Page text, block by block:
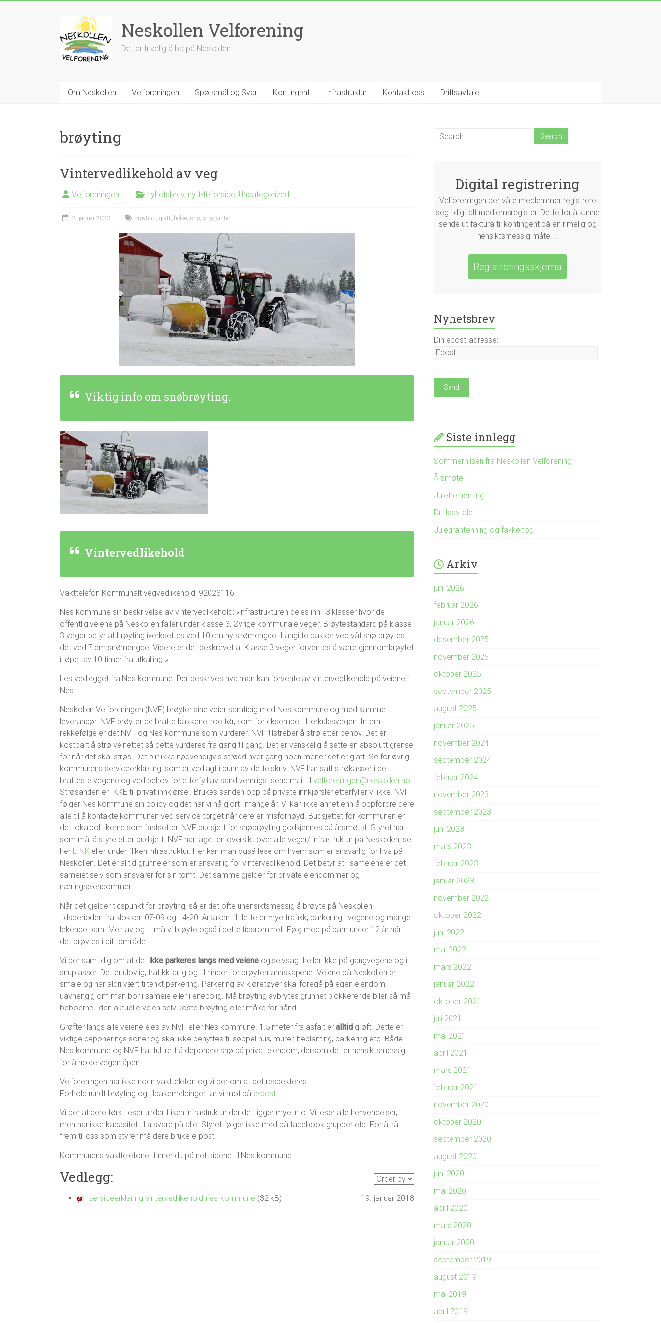
Neskollen Velforening
Det er trivelig å bo på Neskollen
Om Neskollen Velforeningen Spørsmål og Svar Kontingent Infrastruktur Kontakt oss Driftsavtale
brøyting
Vintervedlikehold av veg
Velforeningen nyhetsbrev, nytt-til-forside, Uncategorized
2. januar 2023 brøyting, glatt, holke, snø, strø, vinter
Viktig info om snøbrøyting.
Vintervedlikehold
Vakttelefon Kommunalt vegvedlikehold: 92023116
Nes kommune sin beskrivelse av vintervedlikehold; «infrastrukturen deles inn i 3 klasser hvor de
offentlig veiene på Neskollen faller under klasse 3, Øvrige kommunale veger. Brøytestandard på klasse
3 veger betyr at brøyting iverksettes ved 10 cm ny snømengde. I angitte bakker ved våt snø brøytes
det ved 7 cm snømengde. Videre er det beskrevet at Klasse 3 veger forventes å være gjennombrøytet
i løpet av 10 timer fra utkalling.»
Les vedlegget fra Nes kommune. Der beskrives hva man kan forvente av vintervedlikehold på veiene i
Nes.
Neskollen Velforeningen (NVF) brøyter sine veier samtidig med Nes kommune og med samme
leverandør. NVF brøyter de bratte bakkene noe før, som for eksempel i Herkulesvegen. Intern
rekkefølge er det NVF og Nes kommune som vurderer. NVF tilstreber å strø etter behov. Det er
kostbart å strø veinettet så dette vurderes fra gang til gang. Det er vanskelig å sette en absolutt grense
for når det skal strøs. Det blir ikke nødvendigvis strødd hver gang noen mener det er glatt. Se for øvrig
kommunens serviceerklæring, som er vedlagt i bunn av dette skriv. NVF har satt strøkasser i de
bratteste vegene og ved behov for etterfyll av sand vennligst send mail til velforeningen@neskollen.no
Strøsanden er IKKE til privat innkjørsel. Brukes sanden opp på private innkjørsler etterfyller vi ikke. NVF
følger Nes kommune sin policy og det har vi nå gjort i mange år. Vi kan ikke annet enn å oppfordre dere
alle til å kontakte kommunen ved service torget når dere er misfornøyd. Budsjettet for kommunen er
det lokalpolitikerne som fastsetter. NVF budsjett for snøbrøyting godkjennes på årsmøtet. Styret har
som mål å styre etter budsjett. NVF har laget en oversikt over alle veger/ infrastruktur på Neskollen, se
her LINK eller under fliken infrastruktur. Her kan man også lese om hvem som er ansvarlig for hva på
Neskollen. Det er alltid grunneier som er ansvarlig for vintervedlikehold. Det betyr at i sameiene er det
sameiet selv som ansvarer for sin tomt. Det samme gjelder for private eiendommer og
næringseiendommer.
Når det gjelder tidspunkt for brøyting, så er det ofte uhensiktsmessig å brøyte på Neskollen i
tidsperioden fra klokken 07-09 og 14-20. Årsaken til dette er mye trafikk, parkering i vegene og mange
lekende barn. Men av og til må vi brøyte også i dette tidsrommet. Følg med på barn under 12 år når
det brøytes i ditt område.
Vi ber samtidig om at det ikke parkeres langs med veiene og selvsagt heller ikke på gangvegene og i
snuplasser. Det er ulovlig, trafikkfarlig og til hinder for brøytemannskapene. Veiene på Neskollen er
smale og har aldri vært tiltenkt parkering. Parkering av kjøretøyer skal foregå på egen eiendom,
uavhengig om man bor i sameie eller i enebolig. Må brøyting avbrytes grunnet blokkerende biler så må
beboerne i den aktuelle veien selv koste brøyting eller måke for hånd.
Grøfter langs alle veiene eies av NVF eller Nes kommune. 1.5 meter fra asfalt er alltid grøft. Dette er
viktige deponerings soner og skal ikke benyttes til søppel hus, murer, beplanting, parkering etc. Både
Nes kommune og NVF har full rett å deponere snø på privat eiendom, dersom det er hensiktsmessig
for å holde vegen åpen.
Velforeningen har ikke noen vakttelefon og vi ber om at det respekteres.
Forhold rundt brøyting og tilbakemeldinger tar vi mot på e-post.
Vi ber at dere først leser under fliken infrastruktur der det ligger mye info. Vi leser alle henvendelser,
men har ikke kapasitet til å svare på alle. Styret følger ikke med på facebook grupper etc. For å nå
frem til oss som styrer må dere bruke e-post.
Kommunens vakttelefoner finner du på nettsidene til Nes kommune.
Vedlegg:
serviceerklaring-vintervedlikehold-nes-kommune (32 kB) 19. januar 2018
Digital registrering
Velforeningen ber våre medlemmer registrere
seg i digitalt medlemsregister. Dette for å kunne
sende ut faktura til kontingent på en rimelig og
hensiktsmessig måte....
Registreringsskjema
Nyhetsbrev
Din epost-adresse:
Siste innlegg
Sommerhilsen fra Neskollen Velforening
Årsmøte
Juletre henting
Driftsavtale
Julegrantenning og fakkeltog
Arkiv
juni 2026
februar 2026
januar 2026
desember 2025
november 2025
oktober 2025
september 2025
august 2025
januar 2025
november 2024
september 2024
februar 2024
november 2023
september 2023
juni 2023
mars 2023
februar 2023
januar 2023
november 2022
oktober 2022
juni 2022
mai 2022
mars 2022
januar 2022
oktober 2021
juli 2021
mai 2021
april 2021
mars 2021
februar 2021
november 2020
oktober 2020
september 2020
august 2020
juni 2020
mai 2020
april 2020
mars 2020
januar 2020
september 2019
august 2019
mai 2019
april 2019